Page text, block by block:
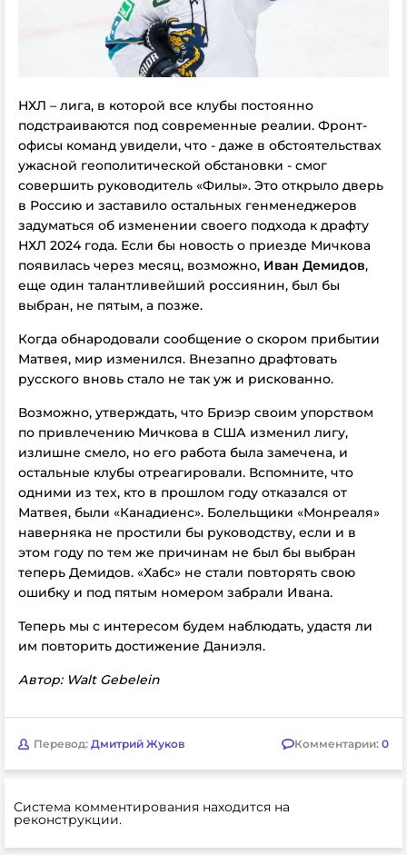
НХЛ – лига, в которой все клубы постоянно
подстраиваются под современные реалии. Фронт-
офисы команд увидели, что - даже в обстоятельствах
ужасной геополитической обстановки - смог
совершить руководитель «Филы». Это открыло дверь
в Россию и заставило остальных генменеджеров
задуматься об изменении своего подхода к драфту
НХЛ 2024 года. Если бы новость о приезде Мичкова
появилась через месяц, возможно, Иван Демидов,
еще один талантливейший россиянин, был бы
выбран, не пятым, а позже.
Когда обнародовали сообщение о скором прибытии
Матвея, мир изменился. Внезапно драфтовать
русского вновь стало не так уж и рискованно.
Возможно, утверждать, что Бриэр своим упорством
по привлечению Мичкова в США изменил лигу,
излишне смело, но его работа была замечена, и
остальные клубы отреагировали. Вспомните, что
одними из тех, кто в прошлом году отказался от
Матвея, были «Канадиенc». Болельщики «Монреаля»
наверняка не простили бы руководству, если и в
этом году по тем же причинам не был бы выбран
теперь Демидов. «Хабс» не стали повторять свою
ошибку и под пятым номером забрали Ивана.
Теперь мы с интересом будем наблюдать, удастя ли
им повторить достижение Даниэля.
Автор: Walt Gebelein
Перевод: Дмитрий Жуков Комментарии: 0
Система комментирования находится на
реконструкции.